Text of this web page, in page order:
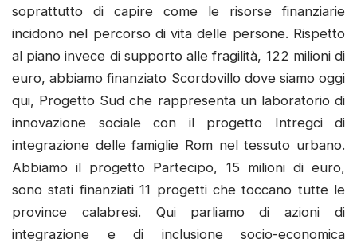
soprattutto di capire come le risorse finanziarie
incidono nel percorso di vita delle persone. Rispetto
al piano invece di supporto alle fragilità, 122 milioni di
euro, abbiamo finanziato Scordovillo dove siamo oggi
qui, Progetto Sud che rappresenta un laboratorio di
innovazione sociale con il progetto Intregci di
integrazione delle famiglie Rom nel tessuto urbano.
Abbiamo il progetto Partecipo, 15 milioni di euro,
sono stati finanziati 11 progetti che toccano tutte le
province calabresi. Qui parliamo di azioni di
integrazione e di inclusione socio-economica